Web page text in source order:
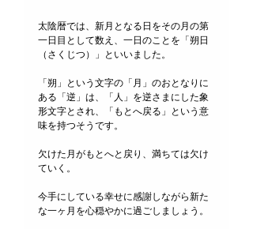
太陰暦では、新月となる日をその月の第
一日目として数え、一日のことを「朔日
（さくじつ）」といいました。
「朔」という文字の「月」のおとなりに
ある「逆」は、「人」を逆さまにした象
形文字とされ、「もとへ戻る」という意
味を持つそうです。
欠けた月がもとへと戻り、満ちては欠け
ていく。
今手にしている幸せに感謝しながら新た
な一ヶ月を心穏やかに過ごしましょう。